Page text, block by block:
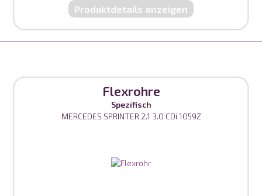
Produktdetails anzeigen
Flexrohre
Spezifisch
MERCEDES SPRINTER 2.1 3.0 CDi 1059Z